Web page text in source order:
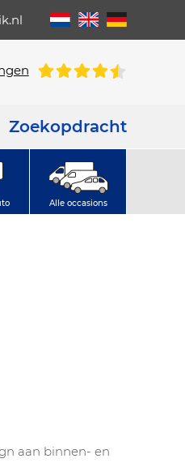
Zoekopdracht
Alle occasions
aan binnen- en